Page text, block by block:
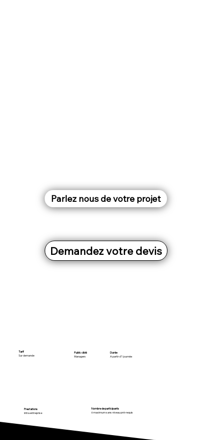
Parlez nous de votre projet
Demandez votre devis
Tarif
Sur demande
Public ciblé
Managers
Nombre de participants
6 maximum sans niveau pré-requis
Prestations
intra entreprise
Durée
A partir d'1 journée